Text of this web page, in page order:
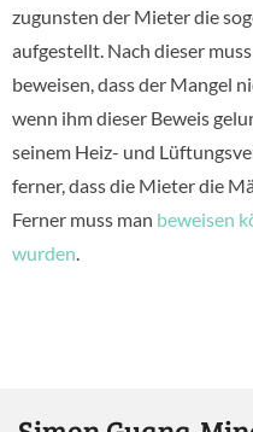
zugunsten der Mieter die
aufgestellt. Nach dieser
beweisen, dass der Mangel
wenn ihm dieser Beweis
seinem Heiz- und
ferner, dass die Mieter die
Ferner muss man beweisen
wurden.